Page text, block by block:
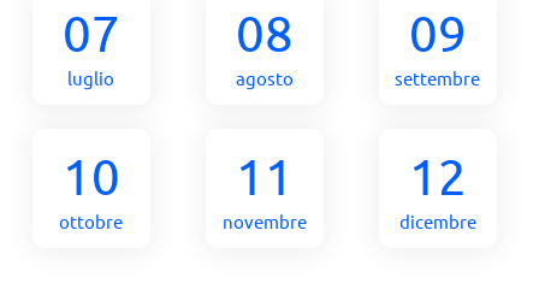
07
luglio
08
agosto
09
settembre
10
ottobre
11
novembre
12
dicembre